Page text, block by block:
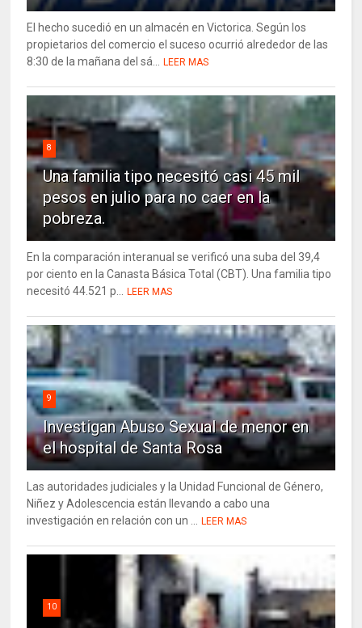
El hecho sucedió en un almacén en Victorica. Según los
propietarios del comercio el suceso ocurrió alrededor de las
8:30 de la mañana del sá...
LEER MAS
8
Una familia tipo necesitó casi 45 mil
pesos en julio para no caer en la
pobreza.
En la comparación interanual se verificó una suba del 39,4
por ciento en la Canasta Básica Total (CBT). Una familia tipo
necesitó 44.521 p...
LEER MAS
9
Investigan Abuso Sexual de menor en
el hospital de Santa Rosa
Las autoridades judiciales y la Unidad Funcional de Género,
Niñez y Adolescencia están llevando a cabo una
investigación en relación con un ...
LEER MAS
10